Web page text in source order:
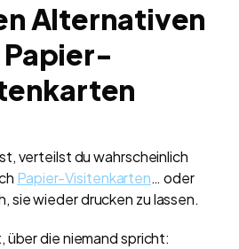
Alternativen
Papier-
verteilst du wahrscheinlich
Papier-Visitenkarten… oder
sie wieder drucken zu lassen.
über die niemand spricht: